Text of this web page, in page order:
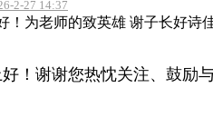
2-27 14:37
！为老师的致英雄 谢子长好诗
！谢谢您热忱关注、鼓励